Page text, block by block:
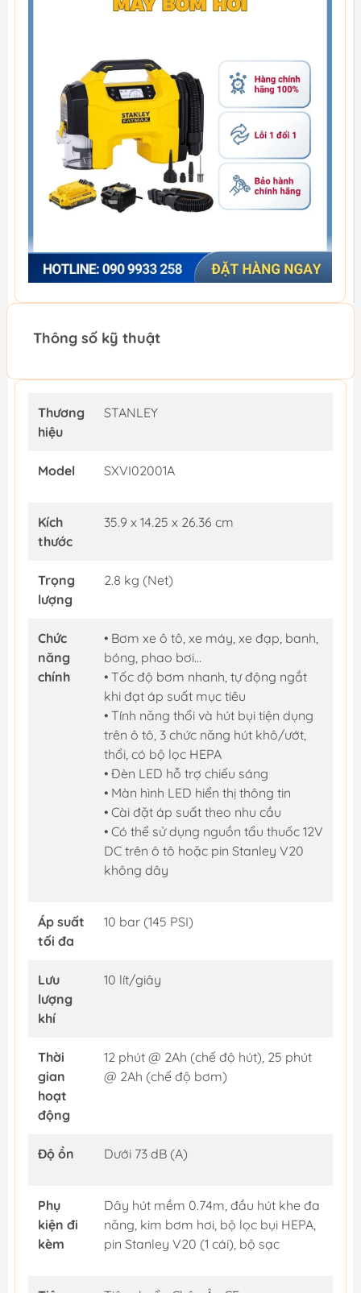
Thông số kỹ thuật
Thương
hiệu
STANLEY
Model SXVI02001A
Kích
thước
35.9 x 14.25 x 26.36 cm
Trọng
lượng
2.8 kg (Net)
Chức
năng
chính
• Bơm xe ô tô, xe máy, xe đạp, banh,
bóng, phao bơi…
• Tốc độ bơm nhanh, tự động ngắt
khi đạt áp suất mục tiêu
• Tính năng thổi và hút bụi tiện dụng
trên ô tô, 3 chức năng hút khô/ướt,
thổi, có bộ lọc HEPA
• Đèn LED hỗ trợ chiếu sáng
• Màn hình LED hiển thị thông tin
• Cài đặt áp suất theo nhu cầu
• Có thể sử dụng nguồn tẩu thuốc 12V
DC trên ô tô hoặc pin Stanley V20
không dây
Áp suất
tối đa
10 bar (145 PSI)
Lưu
lượng
khí
10 lít/giây
Thời
gian
hoạt
động
12 phút @ 2Ah (chế độ hút), 25 phút
@ 2Ah (chế độ bơm)
Độ ồn Dưới 73 dB (A)
Phụ
kiện đi
kèm
Dây hút mềm 0.74m, đầu hút khe đa
năng, kim bơm hơi, bộ lọc bụi HEPA,
pin Stanley V20 (1 cái), bộ sạc